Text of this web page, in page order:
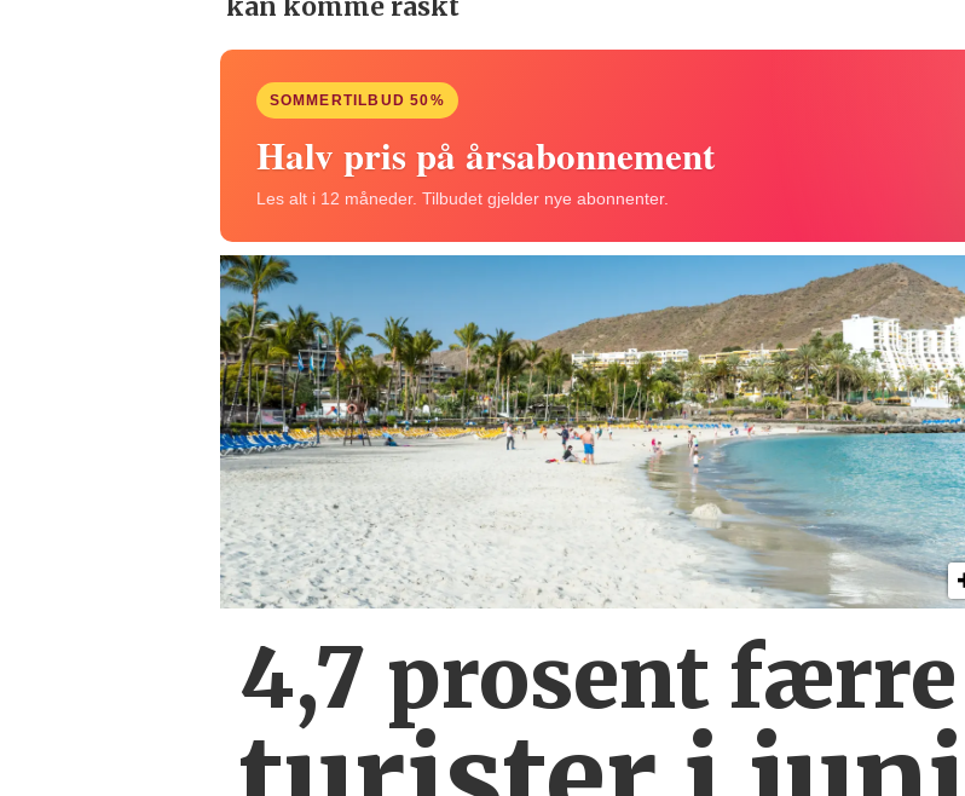
SOMMERTILBUD 50%
Halv pris på årsabonnement
Les alt i 12 måneder. Tilbudet gjelder nye abonnenter.
4,7 prosent færre